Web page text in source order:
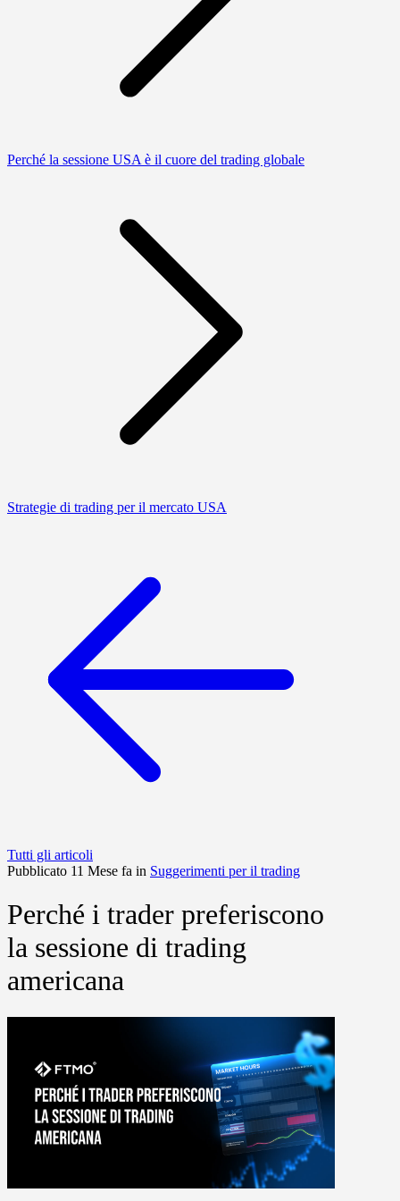
Perché la sessione USA è il cuore del trading globale
Strategie di trading per il mercato USA
Tutti gli articoli
Pubblicato 11 Mese fa in Suggerimenti per il trading
Perché i trader preferiscono
la sessione di trading
americana